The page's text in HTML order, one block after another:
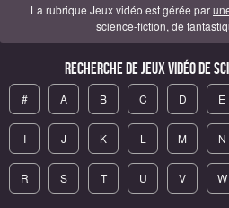
La rubrique Jeux vidéo est gérée par
science-fiction, de
Recherche de Jeux vidéo de
# A B C D E
I J K L M N
R S T U V W